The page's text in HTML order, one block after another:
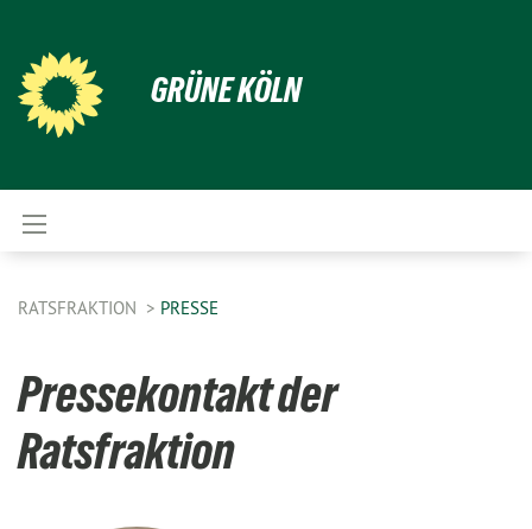
GRÜNE KÖLN
RATSFRAKTION PRESSE
Pressekontakt der
Ratsfraktion